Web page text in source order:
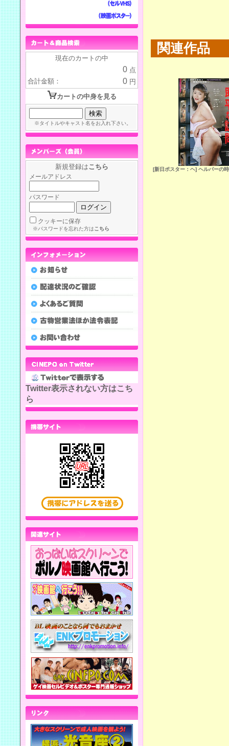
関連作品
[新日ポスター：ヘ] ヘルパーの
現在のカートの中
0 点
合計金額：
0 円
カートの中身を見る
※タイトルやキャスト名をお入れ下さい。
新規登録はこちら
メールアドレス
パスワード
クッキーに保存
※パスワードを忘れた方はこちら
Twitter表示されない方はこち
ら